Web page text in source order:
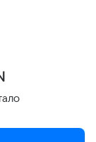
политика